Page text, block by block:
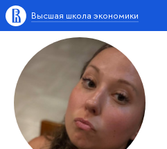
Высшая школа экономики